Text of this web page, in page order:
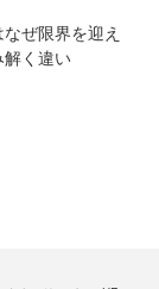
ぜ限界を迎え
く違い